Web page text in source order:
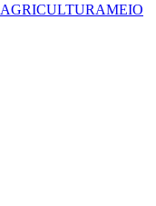
AGRICULTURAMEIO